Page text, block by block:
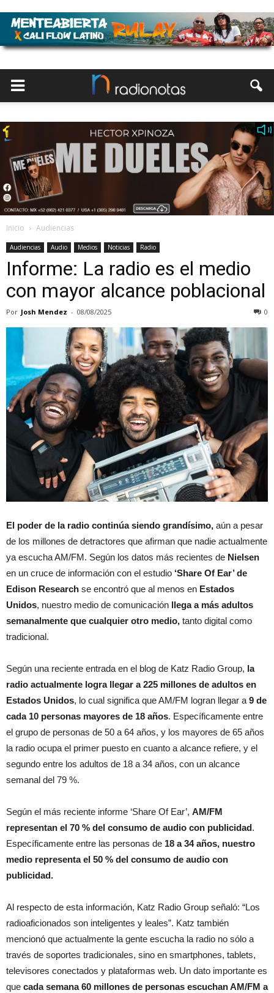
Inicio Audiencias
Audiencias Audio Medios Noticias Radio
Informe: La radio es el medio
con mayor alcance poblacional
Por Josh Mendez - 08/08/2025 0
El poder de la radio continúa siendo grandísimo, aún a pesar
de los millones de detractores que afirman que nadie actualmente
ya escucha AM/FM. Según los datos más recientes de Nielsen
en un cruce de información con el estudio ‘Share Of Ear’ de
Edison Research se encontró que al menos en Estados
Unidos, nuestro medio de comunicación llega a más adultos
semanalmente que cualquier otro medio, tanto digital como
tradicional.
Según una reciente entrada en el blog de Katz Radio Group, la
radio actualmente logra llegar a 225 millones de adultos en
Estados Unidos, lo cual significa que AM/FM logran llegar a9 de
cada 10 personas mayores de 18 años. Específicamente entre
el grupo de personas de 50 a 64 años, y los mayores de 65 años
la radio ocupa el primer puesto en cuanto a alcance refiere, y el
segundo entre los adultos de 18 a 34 años, con un alcance
semanal del 79 %.
Según el más reciente informe ‘Share Of Ear’, AM/FM
representan el 70 % del consumo de audio con publicidad.
Específicamente entre las personas de 18 a 34 años, nuestro
medio representa el 50 % del consumo de audio con
publicidad.
Al respecto de esta información, Katz Radio Group señaló: “Los
radioaficionados son inteligentes y leales”. Katz también
mencionó que actualmente la gente escucha la radio no sólo a
través de soportes tradicionales, sino en smartphones, tablets,
televisores conectados y plataformas web. Un dato importante es
que cada semana 60 millones de personas escuchan AM/FM a